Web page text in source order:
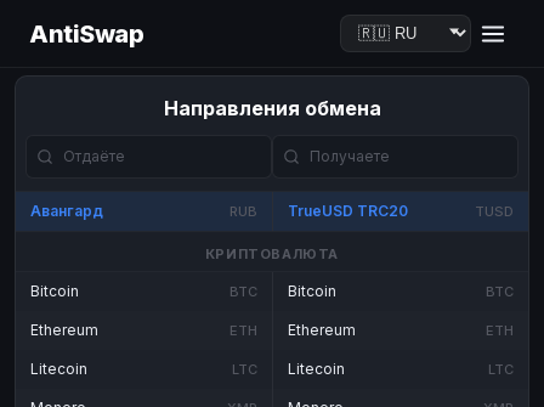
AntiSwap
Направления обмена
Авангард RUB TrueUSD TRC20 TUSD
КРИПТОВАЛЮТА
Bitcoin BTC
Ethereum ETH
Litecoin LTC
Bitcoin BTC
Ethereum ETH
Litecoin LTC